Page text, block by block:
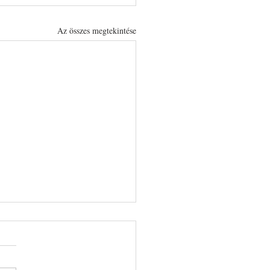
Az összes megtekintése